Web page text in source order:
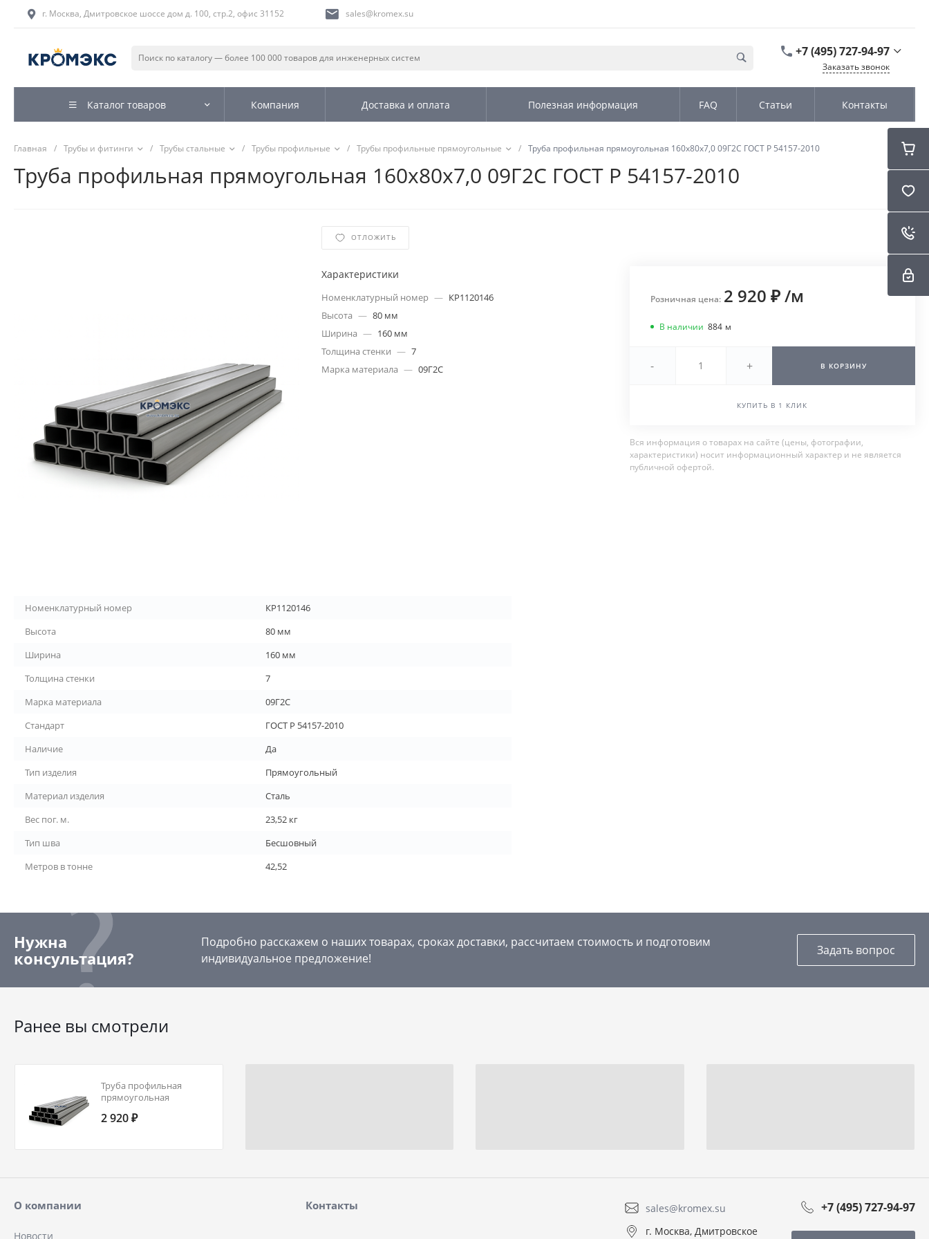
г. Москва, Дмитровское шоссе дом д. 100, стр.2, офис 31152 sales@kromex.su
+7 (495) 727-94-97
Пн-Чт: 9:00-18:00 Пт
Заказать звонок
Каталог товаров Компания Доставка и оплата Полезная информация FAQ Статьи Контакты
Главная / Трубы и фитинги / Трубы стальные / Трубы профильные / Трубы профильные прямоугольные / Труба профильная прямоугольная 160х80х7,0 09Г2С ГОСТ Р 54157-2010
Труба профильная прямоугольная 160х80х7,0 09Г2С ГОСТ Р 54157-2010
ОТЛОЖИТЬ
Характеристики
Номенклатурный номер — КР1120146
Высота — 80 мм
Ширина — 160 мм
Толщина стенки — 7
Марка материала — 09Г2С
Розничная цена: 2 920 ₽/м
В наличии 884 м
- + В КОРЗИНУ
КУПИТЬ В 1 КЛИК
Вся информация о товарах на сайте (цены, фотографии,
характеристики) носит информационный характер и не является
публичной офертой.
Номенклатурный номер
КР1120146
Высота
80 мм
Ширина
160 мм
Толщина стенки
7
Марка материала
09Г2С
Стандарт
ГОСТ Р 54157-2010
Наличие
Да
Тип изделия
Прямоугольный
Материал изделия
Сталь
Вес пог. м.
23,52 кг
Тип шва
Бесшовный
Метров в тонне
42,52
Нужна
консультация?
Подробно расскажем о наших товарах, сроках доставки, рассчитаем стоимость и подготовим
индивидуальное предложение!
Задать вопрос
Ранее вы смотрели
Труба профильная
прямоугольная
54157-2010
2 920 ₽
О компании
Новости
Контакты sales@kromex.su +7 (495) 727-94-97
г. Москва, Дмитровское